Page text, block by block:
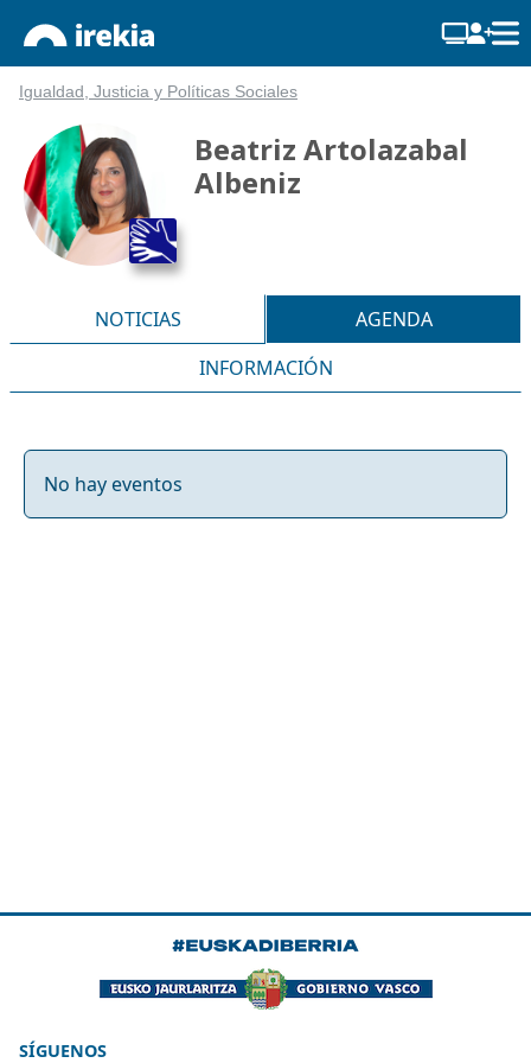
Igualdad, Justicia y Políticas Sociales
Beatriz Artolazabal
Albeniz
NOTICIAS
AGENDA
INFORMACIÓN
No hay eventos
SÍGUENOS